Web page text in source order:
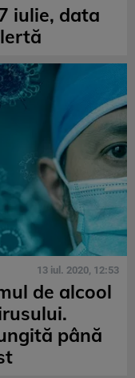
iulie, data
13 iul. 2020, 12:53
de alcool
până